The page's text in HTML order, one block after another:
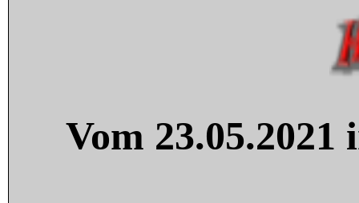
Vom